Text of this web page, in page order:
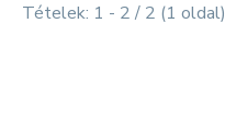
Tételek: 1 - 2 / 2 (1 oldal)